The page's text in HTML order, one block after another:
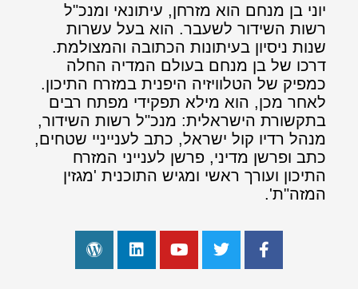
יוני בן מנחם הוא מזרחן, עיתונאי ומנכ"ל
רשות השידור לשעבר. הוא בעל עשרות
שנות ניסיון בעיתונות הכתובה והמצולמת.
דרכו של בן מנחם בעולם המדיה החלה
כמפיק של הטלוויזיה היפנית במזרח התיכון.
לאחר מכן, הוא מילא תפקידי מפתח רבים
בתקשורת הישראלית: מנכ"ל רשות השידור,
מנהל רדיו קול ישראל, כתב לענייניי שטחים,
כתב ופרשן מדיני, פרשן לענייני המזרח
התיכון ועורך ראשי ומגיש התוכנית 'מגזין
המזה"ת'.